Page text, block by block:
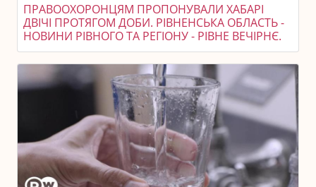
ПРАВООХОРОНЦЯМ ПРОПОНУВАЛИ ХАБАРІ
ДВІЧІ ПРОТЯГОМ ДОБИ. РІВНЕНСЬКА ОБЛАСТЬ -
НОВИНИ РІВНОГО ТА РЕГІОНУ - РІВНЕ ВЕЧІРНЄ.